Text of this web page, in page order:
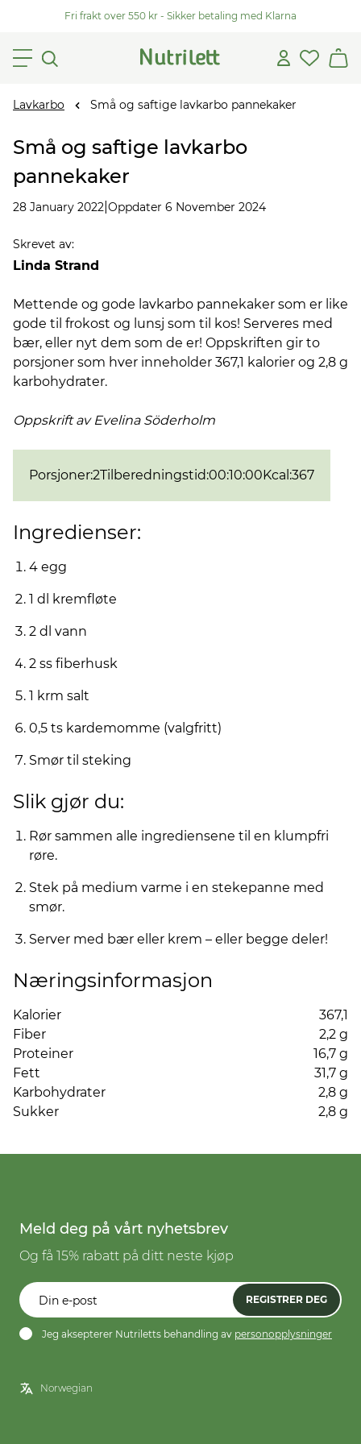
Fri frakt over 550 kr - Sikker betaling med Klarna
Lavkarbo Små og saftige lavkarbo pannekaker
Små og saftige lavkarbo
pannekaker
28 January 2022 Oppdater 6 November 2024
Skrevet av:
Linda Strand
Mettende og gode lavkarbo pannekaker som er like
gode til frokost og lunsj som til kos! Serveres med
bær, eller nyt dem som de er! Oppskriften gir to
porsjoner som hver inneholder 367,1 kalorier og 2,8 g
karbohydrater.
Oppskrift av Evelina Söderholm
Porsjoner:2Tilberedningstid:00:10:00Kcal :367
Ingredienser:
4 egg
1 dl kremfløte
2 dl vann
2 ss fiberhusk
1 krm salt
0,5 ts kardemomme (valgfritt)
Smør til steking
Slik gjør du:
Rør sammen alle ingrediensene til en klumpfri
røre.
Stek på medium varme i en stekepanne med
smør.
Server med bær eller krem – eller begge deler!
Næringsinformasjon
Kalorier
367,1
Fiber
2,2 g
Proteiner
16,7 g
Fett
31,7 g
Karbohydrater
2,8 g
Sukker
2,8 g
Meld deg på vårt nyhetsbrev
Og få 15% rabatt på ditt neste kjøp
REGISTRER DEG
Jeg aksepterer Nutriletts behandling av personopplysninger